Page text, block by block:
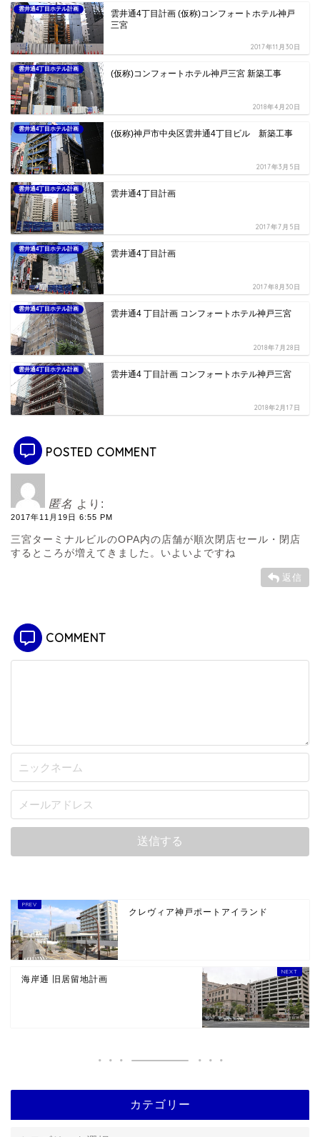
雲井通4丁目ホテル計画
雲井通4丁目計画 (仮称)コンフォートホテル神戸
三宮
2017年11月30日
雲井通4丁目ホテル計画 (仮称)コンフォートホテル神戸三宮 新築工事
2018年4月20日
雲井通4丁目ホテル計画 (仮称)神戸市中央区雲井通4丁目ビル 新築工事
2017年3月5日
雲井通4丁目ホテル計画 雲井通4丁目計画
2017年7月5日
雲井通4丁目ホテル計画 雲井通4丁目計画
2017年8月30日
雲井通4丁目ホテル計画 雲井通4 丁目計画 コンフォートホテル神戸三宮
2018年7月28日
雲井通4丁目ホテル計画 雲井通4 丁目計画 コンフォートホテル神戸三宮
2018年2月17日
POSTED COMMENT
匿名 より:
2017年11月19日 6:55 PM
三宮ターミナルビルのOPA内の店舗が順次閉店セール・閉店
するところが増えてきました。いよいよですね
返信
COMMENT
クレヴィア神戸ポートアイランド
海岸通 旧居留地計画
カテゴリー